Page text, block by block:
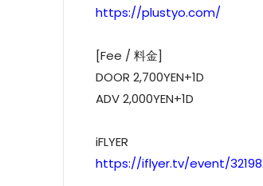
https://plustyo.com/
[Fee / 料金]
DOOR 2,700YEN+1D
ADV 2,000YEN+1D
iFLYER
https://iflyer.tv/event/